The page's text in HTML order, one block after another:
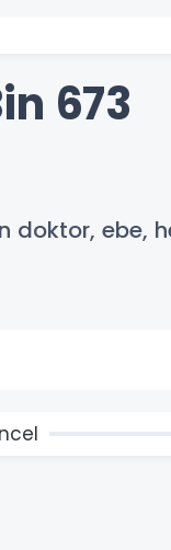
673
doktor, ebe,